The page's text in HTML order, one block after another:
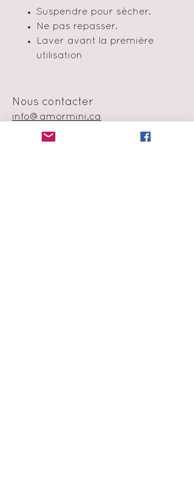
Suspendre pour sécher.
Ne pas repasser.
Laver avant la première
utilisation
Nous contacter
info@amormini.ca
Montréal, Québec, Canada